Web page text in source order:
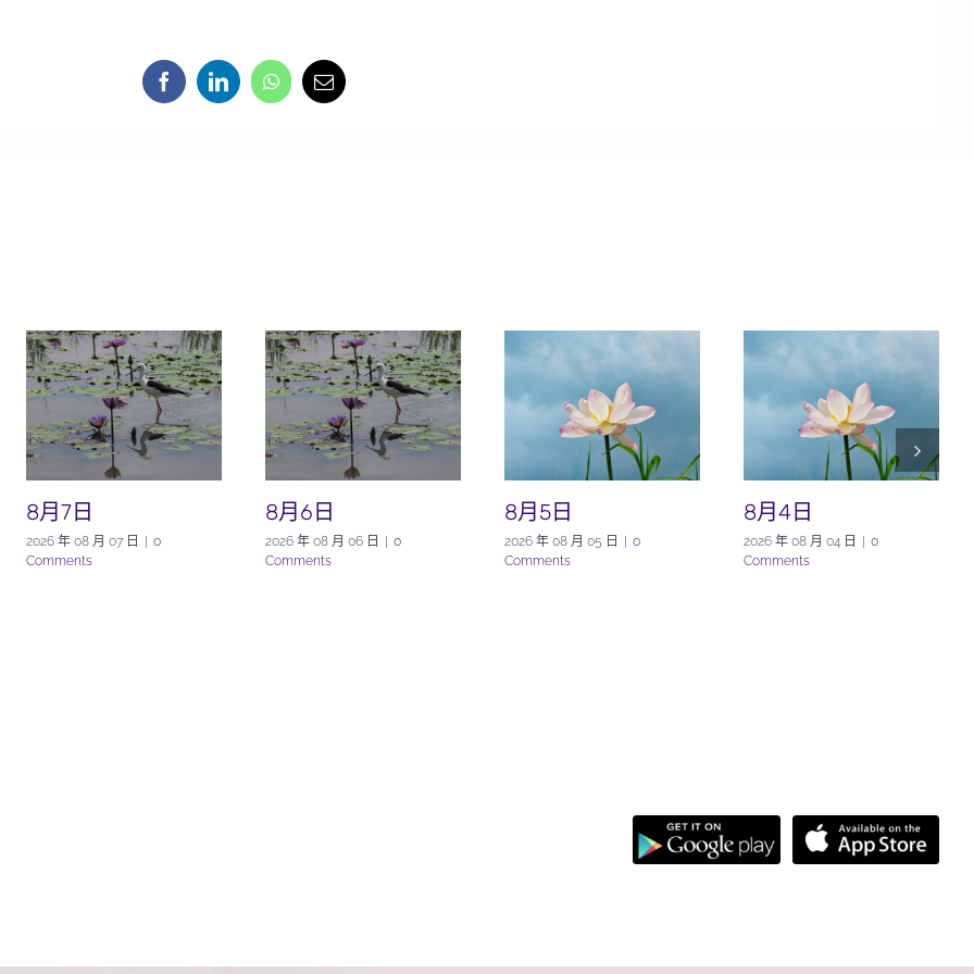
8月7日
2026 年 08 月 07 日 | 0
Comments
8月6日
2026 年 08 月 06 日 | 0
Comments
8月5日
2026 年 08 月 05 日 | 0
Comments
8月4日
2026 年 08 月 04 日 | 0
Comments